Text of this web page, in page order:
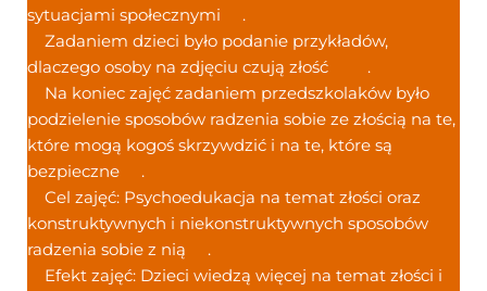
sytuacjami społecznymi
.
Zadaniem dzieci było podanie przykładów,
dlaczego osoby na zdjęciu czują złość
.
Na koniec zajęć zadaniem przedszkolaków było
podzielenie sposobów radzenia sobie ze złością na te,
które mogą kogoś skrzywdzić i na te, które są
bezpieczne
.
Cel zajęć: Psychoedukacja na temat złości oraz
konstruktywnych i niekonstruktywnych sposobów
radzenia sobie z nią
.
Efekt zajęć: Dzieci wiedzą więcej na temat złości i